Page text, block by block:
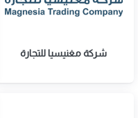
شركة مغنيسيا للتجارة